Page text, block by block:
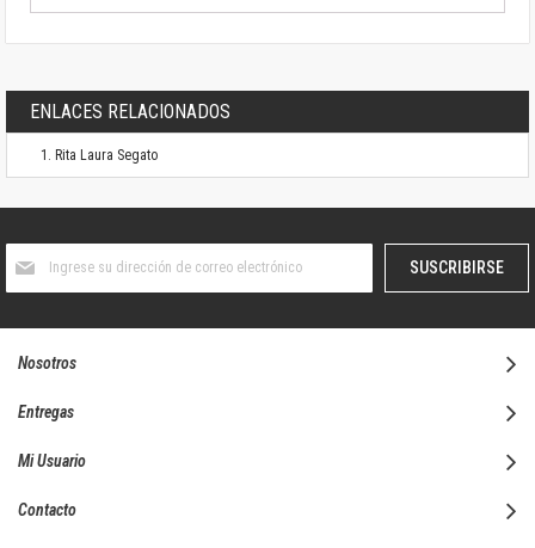
ENLACES RELACIONADOS
Rita Laura Segato
boletín
SUSCRIBIRSE
Nosotros
Entregas
Mi Usuario
Contacto